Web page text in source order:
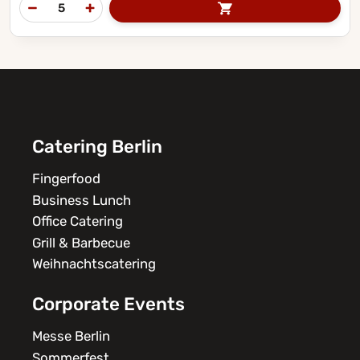
Catering Berlin
Fingerfood
Business Lunch
Office Catering
Grill & Barbecue
Weihnachtscatering
Corporate Events
Messe Berlin